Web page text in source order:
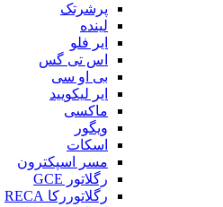
پرشرتک
لینده
ایر فلو
اس تی گس
بی او سی
ایر لیکویید
ماکسی
ویگور
اسکات
مسر اسپکترون
رگلاتور GCE
رگلاتوررکا RECA